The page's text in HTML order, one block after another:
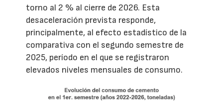
torno al 2 % al cierre de 2026. Esta
desaceleración prevista responde,
principalmente, al efecto estadístico de la
comparativa con el segundo semestre de
2025, período en el que se registraron
elevados niveles mensuales de consumo.